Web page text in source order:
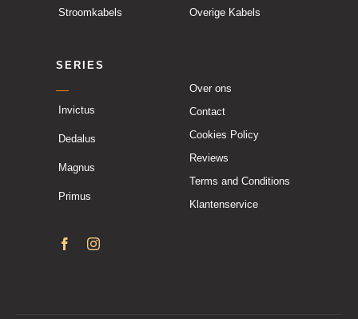
SERIES
Overige Kabels
Stroomkabels
Invictus
Dedalus
Magnus
Primus
Over ons
Contact
Cookies Policy
Reviews
Terms and Conditions
Klantenservice